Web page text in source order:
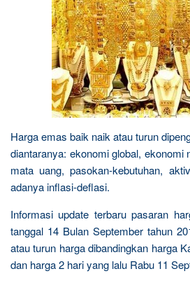
Harga emas baik naik atau turun
diantaranya: ekonomi global, ekonomi
mata uang, pasokan-kebutuhan,
adanya inflasi-deflasi.
Informasi update terbaru pasaran
tanggal 14 Bulan September tahun
atau turun harga dibandingkan harga
dan harga 2 hari yang lalu Rabu 11